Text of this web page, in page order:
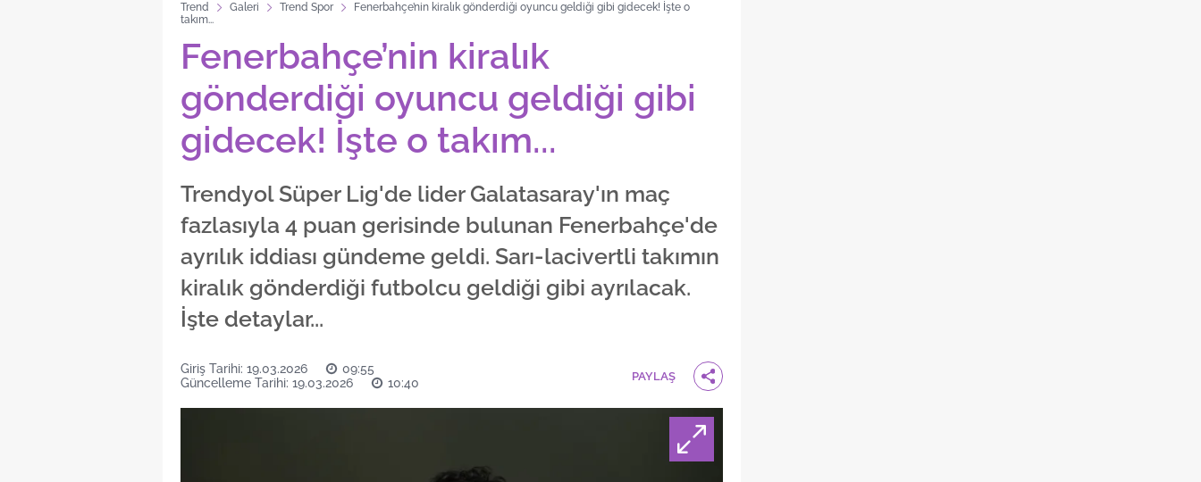
Trend Galeri Trend Spor
Fenerbahçe’nin kiralık gönderdiği oyuncu geldiği gibi gidecek! İşte o
takım...
Fenerbahçe’nin kiralık
gönderdiği oyuncu geldiği gibi
gidecek! İşte o takım...
Trendyol Süper Lig'de lider Galatasaray'ın maç
fazlasıyla 4 puan gerisinde bulunan Fenerbahçe'de
ayrılık iddiası gündeme geldi. Sarı-lacivertli takımın
kiralık gönderdiği futbolcu geldiği gibi ayrılacak.
İşte detaylar...
Giriş Tarihi: 19.03.2026
09:55
Güncelleme Tarihi: 19.03.2026
10:40 PAYLAŞ